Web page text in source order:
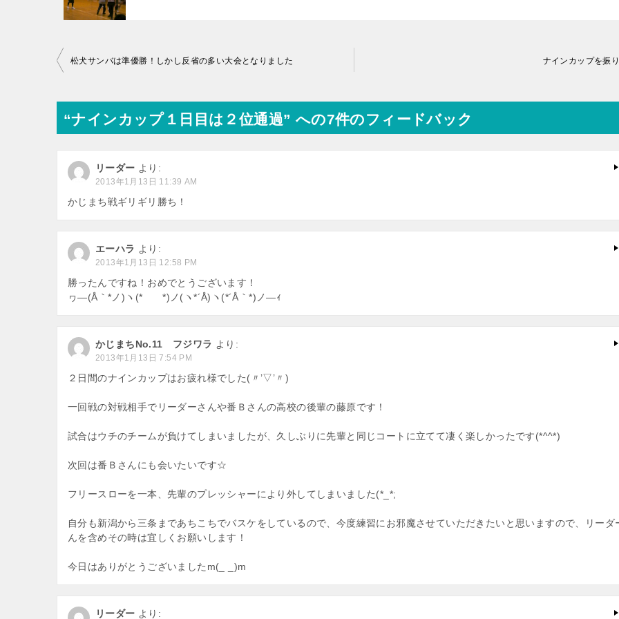
投
ナ
ー
松犬サンバは準優勝！しかし反省の多い大会となりました ナインカップを振
“ナインカップ１日目は２位通過” への7件のフィードバック
リーダー より:
2013年1月13日 11:39 AM
かじまち戦ギリギリ勝ち！
エーハラ より:
2013年1月13日 12:58 PM
勝ったんですね！おめでとうございます！
ヮ―(Å｀*ノ)ヽ(* *)ノ(ヽ*´Å)ヽ(*´Å｀*)ノ―ｨ
かじまちNo.11 フジワラ より:
2013年1月13日 7:54 PM
２日間のナインカップはお疲れ様でした(〃’▽’〃)
一回戦の対戦相手でリーダーさんや番Ｂさんの高校の後輩の藤原です！
試合はウチのチームが負けてしまいましたが、久しぶりに先輩と同じコートに立てて凄く楽しかったです(*^^*)
次回は番Ｂさんにも会いたいです☆
フリースローを一本、先輩のプレッシャーにより外してしまいました(*_*;
自分も新潟から三条まであちこちでバスケをしているので、今度練習にお邪魔させていただきたいと思いますので、リーダ
んを含めその時は宜しくお願いします！
今日はありがとうございましたm(_ _)m
リーダー より: